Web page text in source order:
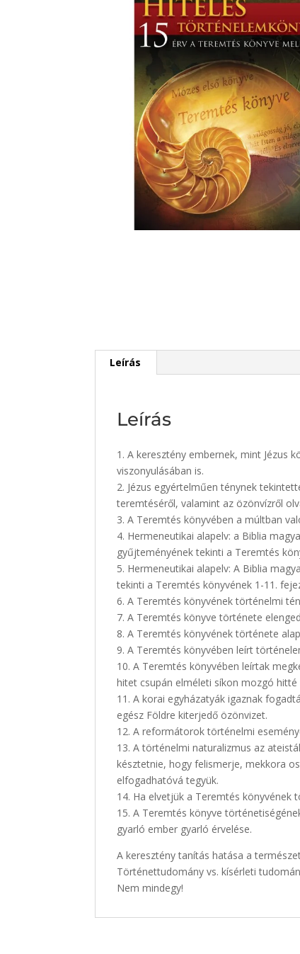
Leírás
Leírás
1. A keresztény embernek, mint Jézus
viszonyulásában is.
2. Jézus egyértelműen ténynek
teremtéséről, valamint az özönvízről
3. A Teremtés könyvében a múltban
4. Hermeneutikai alapelv: a Biblia
gyűjteményének tekinti a Teremtés
5. Hermeneutikai alapelv: A Biblia
tekinti a Teremtés könyvének 1-11.
6. A Teremtés könyvének történelmi
7. A Teremtés könyve története
8. A Teremtés könyvének története
9. A Teremtés könyvében leírt
10. A Teremtés könyvében leírtak
hitet csupán elméleti síkon mozgó hitté
11. A korai egyházatyák igaznak
egész Földre kiterjedő özönvizet.
12. A reformátorok történelmi
13. A történelmi naturalizmus az
késztetnie, hogy felismerje, mekkora
elfogadhatóvá tegyük.
14. Ha elvetjük a Teremtés könyvének
15. A Teremtés könyve
gyarló ember gyarló érvelése.
A keresztény tanítás hatása a
Történettudomány vs. kísérleti
Nem mindegy!